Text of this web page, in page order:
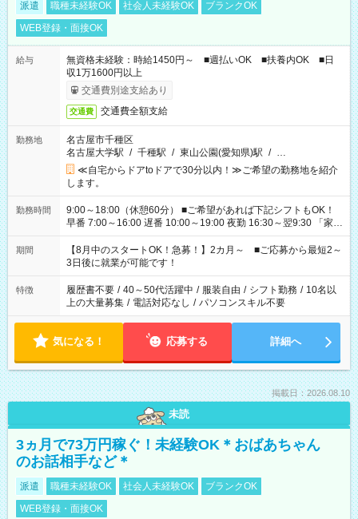
派遣 職種未経験OK 社会人未経験OK
ブランクOK
WEB登録・面接OK
給与
無資格未経験：時給1450円～ ■週払いOK ■扶養内OK ■日
収1万1600円以上
交通費別途支給あり
交通費 交通費全額支給
勤務地
名古屋市千種区
名古屋大学駅 / 千種駅 / 東山公園(愛知県)駅 / …
≪自宅からドアtoドアで30分以内！≫ご希望の勤務地を紹介
します。
勤務時間
9:00～18:00（休憩60分） ■ご希望があれば下記シフトもOK！
早番 7:00～16:00 遅番 10:00～19:00 夜勤 16:30～翌9:30 「家族
と休みを合わせたい」 「余裕を持って夕飯の準備がしたい」
「できれば残業はしたくない」 など、ご希望を教えてください
ね。 ※Wワーク希望の方へ 今ご覧のお仕事で希望する勤務時間
と、もう1つのお仕事の勤務時間。 合計で週40時間を超える場
合は応募できません。
期間
【8月中のスタートOK！急募！】2カ月～ ■ご応募から最短2～
3日後に就業が可能です！
特徴 履歴書不要 / 40～50代活躍中 / 服装自由 / シフト勤務 / 10名以
上の大量募集 / 電話対応なし / パソコンスキル不要
気になる！ 応募する 詳細へ
掲載日：2026.08.10
未読
3ヵ月で73万円稼ぐ！未経験OK＊おばあちゃん
のお話相手など＊
派遣 職種未経験OK 社会人未経験OK
ブランクOK
WEB登録・面接OK